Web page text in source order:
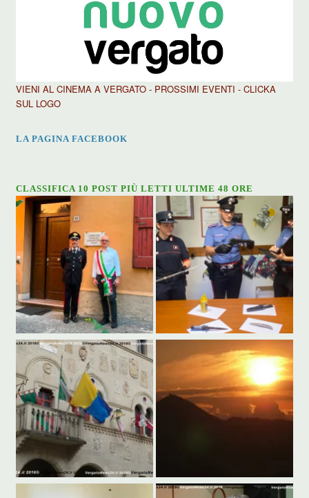
VIENI AL CINEMA A VERGATO - PROSSIMI EVENTI - CLICKA
SUL LOGO
LA PAGINA FACEBOOK
CLASSIFICA 10 POST PIÙ LETTI ULTIME 48 ORE